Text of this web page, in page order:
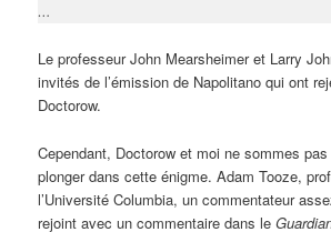
…
Le professeur John Mearsheimer et Larry
invités de l’émission de Napolitano qui ont
Doctorow.
Cependant, Doctorow et moi ne sommes
plonger dans cette énigme. Adam Tooze,
l’Université Columbia, un commentateur
rejoint avec un commentaire dans le